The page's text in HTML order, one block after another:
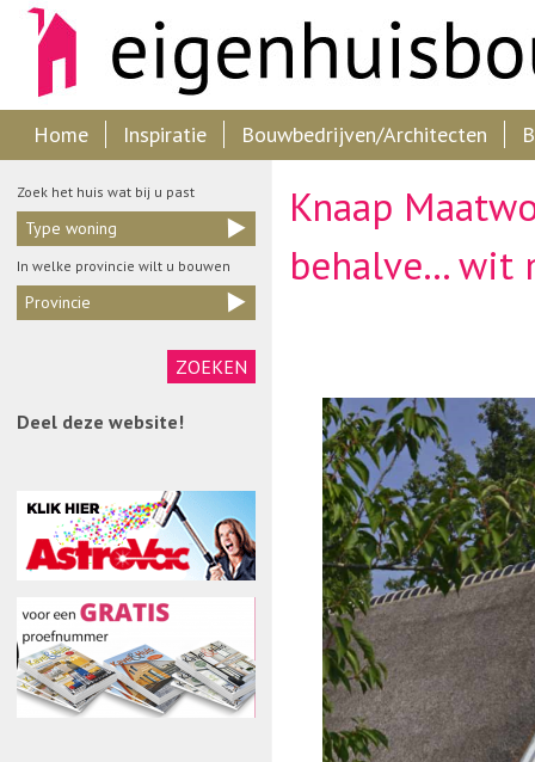
Home Inspiratie Bouwbedrijven/Architecten
Zoek het huis wat bij u past
Type woning
In welke provincie wilt u bouwen
Provincie
Deel deze website!
Knaap
behalve… wit